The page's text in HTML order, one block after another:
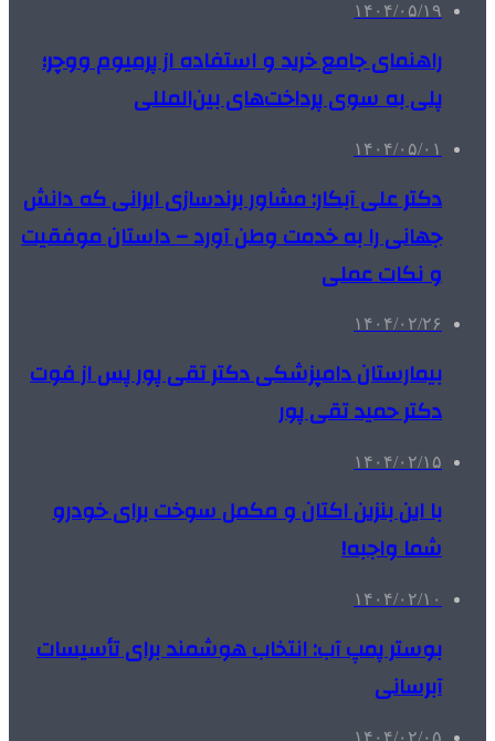
۱۴۰۴/۰۵/۱۹
راهنمای جامع خرید و استفاده از پرمیوم ووچر؛
پلی به سوی پرداخت‌های بین‌المللی
۱۴۰۴/۰۵/۰۱
دکتر علی آبکار: مشاور برندسازی ایرانی که دانش
جهانی را به خدمت وطن آورد – داستان موفقیت
و نکات عملی
۱۴۰۴/۰۲/۲۶
بیمارستان دامپزشکی دکتر تقی پور پس از فوت
دکتر حمید تقی پور
۱۴۰۴/۰۲/۱۵
با این بنزین اکتان و مکمل سوخت برای خودرو
شما واجبه!
۱۴۰۴/۰۲/۱۰
بوستر پمپ آب: انتخاب هوشمند برای تأسیسات
آبرسانی
۱۴۰۴/۰۲/۰۵